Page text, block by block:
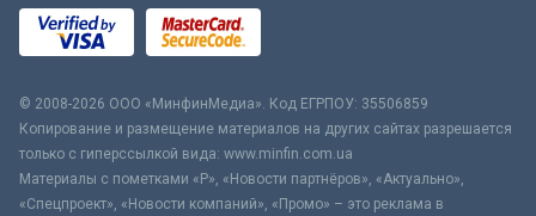
© 2008-2026 ООО «МинфинМедиа». Код ЕГРПОУ: 35506859
Копирование и размещение материалов на других сайтах разрешается
только с гиперссылкой вида: www.minfin.com.ua
Материалы с пометками «Р», «Новости партнёров», «Актуально»,
«Спецпроект», «Новости компаний», «Промо» – это реклама в